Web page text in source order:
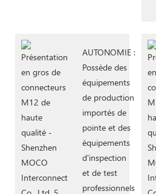
AUTONOMIE :
Possède des
équipements
de production
importés de
pointe et des
équipements
d'inspection
et de test
professionnels